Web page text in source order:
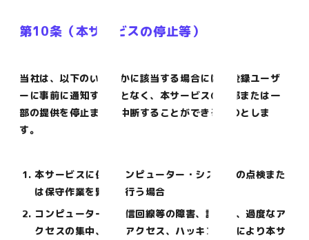
第10条（本サービスの停止等）
当社は、以下のいずれかに該当する場合には、登録ユーザ
ーに事前に通知することなく、本サービスの全部または一
部の提供を停止または中断することができるものとしま
す。
本サービスに係るコンピューター・システムの点検また
は保守作業を緊急に行う場合
コンピューター、通信回線等の障害、誤操作、過度なア
クセスの集中、不正アクセス、ハッキング等により本サ